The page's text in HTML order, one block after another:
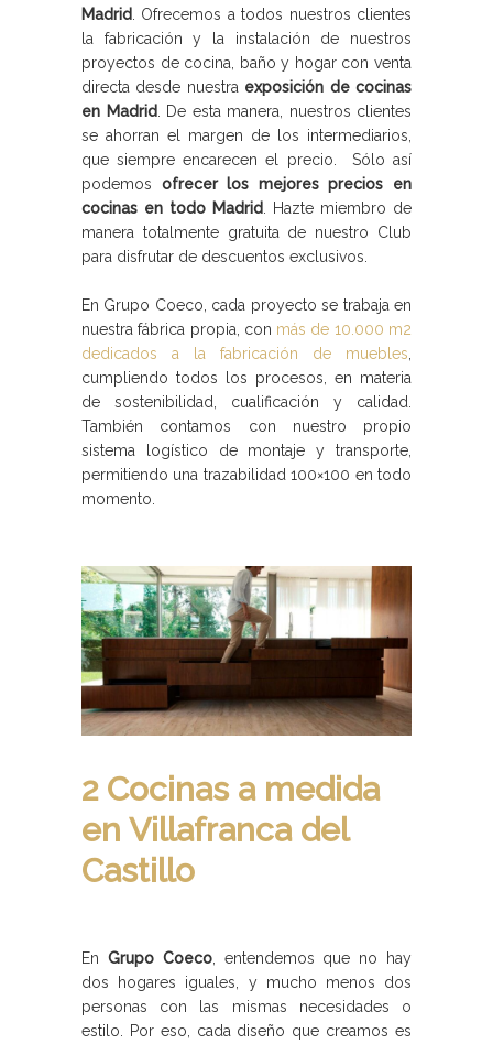
Madrid
. Ofrecemos a todos nuestros clientes
la fabricación y la instalación de nuestros
proyectos de cocina, baño y hogar con venta
directa desde nuestra exposición de cocinas
en Madrid . De esta manera, nuestros clientes
se ahorran el margen de los intermediarios,
que siempre encarecen el precio. Sólo así
podemos ofrecer los mejores precios en
cocinas en todo Madrid
. Hazte miembro de
manera totalmente gratuita de nuestro Club
para disfrutar de descuentos exclusivos.
En Grupo Coeco, cada proyecto se trabaja en
nuestra fábrica propia, con más de 10.000 m2
dedicados a la fabricación de muebles
cumpliendo todos los procesos, en materia
de sostenibilidad, cualificación y calidad.
También contamos con nuestro propio
sistema logístico de montaje y transporte,
permitiendo una trazabilidad 100×100 en todo
momento.
2 Cocinas a medida
en Villafranca del
Castillo
En Grupo Coeco, entendemos que no hay
dos hogares iguales, y mucho menos dos
personas con las mismas necesidades o
estilo. Por eso, cada diseño que creamos es